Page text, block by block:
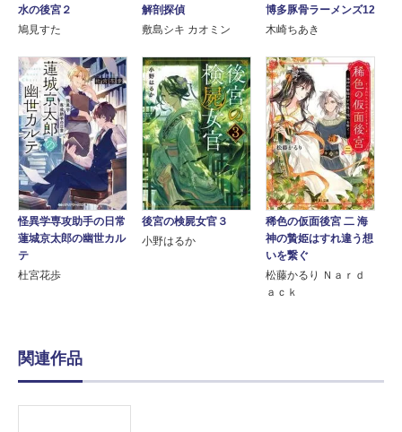
水の後宮２
鳩見すた
解剖探偵
敷島シキ カオミン
博多豚骨ラーメンズ12
木崎ちあき
怪異学専攻助手の日常
蓮城京太郎の幽世カル
テ
杜宮花歩
後宮の検屍女官３
小野はるか
稀色の仮面後宮 二 海
神の贄姫はすれ違う想
いを繋ぐ
松藤かるり Ｎａｒｄ
ａｃｋ
関連作品